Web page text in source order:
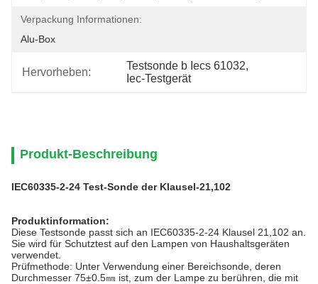
Verpackung Informationen:
Alu-Box
Hervorheben:
Testsonde b Iecs 61032,
Iec-Testgerät
Produkt-Beschreibung
IEC60335-2-24 Test-Sonde der Klausel-21,102
Produktinformation:
Diese Testsonde passt sich an IEC60335-2-24 Klausel 21,102 an.
Sie wird für Schutztest auf den Lampen von Haushaltsgeräten
verwendet.
Prüfmethode: Unter Verwendung einer Bereichsonde, deren
Durchmesser 75±0.5㎜ ist, zum der Lampe zu berühren, die mit